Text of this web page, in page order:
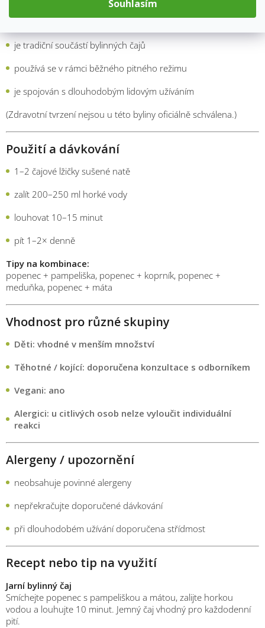
Souhlasím
V souladu s EU legislativou lze uvádět, že:
je tradiční součástí bylinných čajů
používá se v rámci běžného pitného režimu
je spojován s dlouhodobým lidovým užíváním
(Zdravotní tvrzení nejsou u této byliny oficiálně schválena.)
Použití a dávkování
1–2 čajové lžičky sušené natě
zalít 200–250 ml horké vody
louhovat 10–15 minut
pít 1–2× denně
Tipy na kombinace:
popenec + pampeliška, popenec + koprník, popenec +
meduňka, popenec + máta
Vhodnost pro různé skupiny
Děti: vhodné v menším množství
Těhotné / kojící: doporučena konzultace s odborníkem
Vegani: ano
Alergici: u citlivých osob nelze vyloučit individuální
reakci
Alergeny / upozornění
neobsahuje povinné alergeny
nepřekračujte doporučené dávkování
při dlouhodobém užívání doporučena střídmost
Recept nebo tip na využití
Jarní bylinný čaj
Smíchejte popenec s pampeliškou a mátou, zalijte horkou
vodou a louhujte 10 minut. Jemný čaj vhodný pro každodenní
pití.